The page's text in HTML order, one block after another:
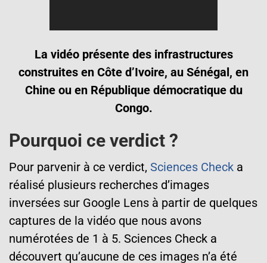
La vidéo présente des infrastructures
construites en Côte d’Ivoire, au Sénégal, en
Chine ou en République démocratique du
Congo.
Pourquoi ce verdict ?
Pour parvenir à ce verdict, Sciences Check a
réalisé plusieurs recherches d’images
inversées sur Google Lens à partir de quelques
captures de la vidéo que nous avons
numérotées de 1 à 5. Sciences Check a
découvert qu’aucune de ces images n’a été